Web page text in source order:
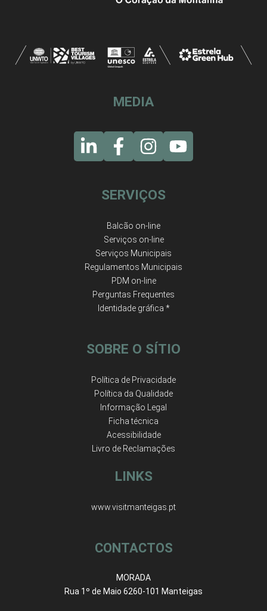
MEDIA
SERVIÇOS
Balcão on-line
Serviços on-line
Serviços Municipais
Regulamentos Municipais
PDM on-line
Perguntas Frequentes
Identidade gráfica *
SOBRE O SÍTIO
Política de Privacidade
Política da Qualidade
Informação Legal
Ficha técnica
Acessibilidade
Livro de Reclamações
LINKS
www.visitmanteigas.pt
CONTACTOS
MORADA
Rua 1º de Maio 6260-101 Manteigas